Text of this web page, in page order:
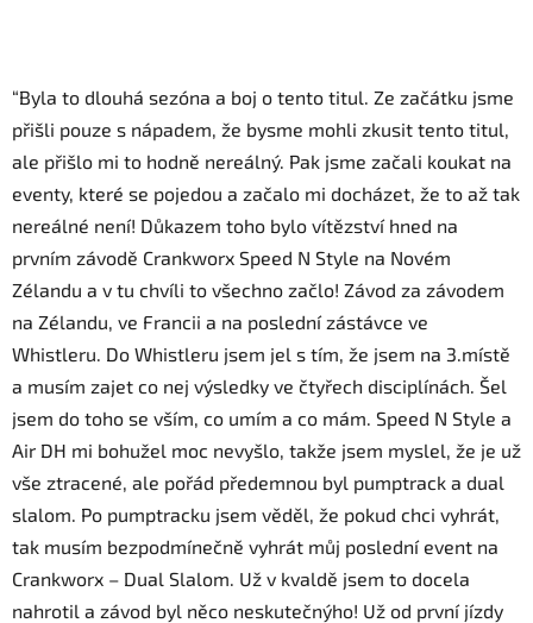
“Byla to dlouhá sezóna a boj o tento titul. Ze začátku jsme
přišli pouze s nápadem, že bysme mohli zkusit tento titul,
ale přišlo mi to hodně nereálný. Pak jsme začali koukat na
eventy, které se pojedou a začalo mi docházet, že to až tak
nereálné není! Důkazem toho bylo vítězství hned na
prvním závodě Crankworx Speed N Style na Novém
Zélandu a v tu chvíli to všechno začlo! Závod za závodem
na Zélandu, ve Francii a na poslední zástávce ve
Whistleru. Do Whistleru jsem jel s tím, že jsem na 3.místě
a musím zajet co nej výsledky ve čtyřech disciplínách. Šel
jsem do toho se vším, co umím a co mám. Speed N Style a
Air DH mi bohužel moc nevyšlo, takže jsem myslel, že je už
vše ztracené, ale pořád předemnou byl pumptrack a dual
slalom. Po pumptracku jsem věděl, že pokud chci vyhrát,
tak musím bezpodmínečně vyhrát můj poslední event na
Crankworx – Dual Slalom. Už v kvaldě jsem to docela
nahrotil a závod byl něco neskutečnýho! Už od první jízdy